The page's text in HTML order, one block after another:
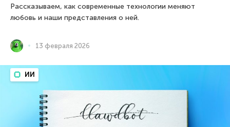
Рассказываем, как современные технологии меняют
любовь и наши представления о ней.
13 февраля 2026
ИИ